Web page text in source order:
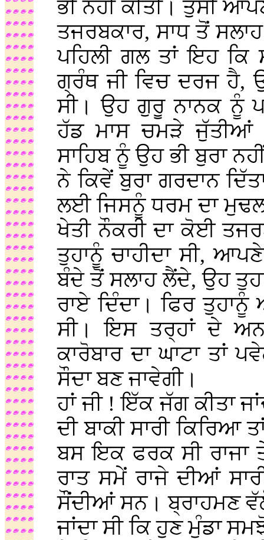
ਭੀ ਨਹੀਂ ਕੀਤੀ। ਤੁਸੀਂ
ਤਜਰਬਕਾਰ, ਸਾਧ ਤੋਂ
ਪਹਿਲੀ ਗਲ ਤਾਂ ਇਹ ਕਿ
ਗ੍ਰੰਥ ਜੀ ਵਿਚ ਦਰਜ ਹੈ,
ਸੀ। ਉਹ ਗੁਰੂ ਨਾਨਕ ਨੂੰ
ਹੱਡ ਮਾਸ ਚਮੜੇ ਜੁੱਤੀਆਂ
ਸਾਹਿਬ ਨੂੰ ਉਹ ਭੀ ਬੁਰਾ
ਨੇ ਕਿਵੇਂ ਬੁਰਾ ਗਰਦਾਨ
ਲਈ ਜਿਸਨੂੰ ਧਰਮ ਦਾ
ਖੇਤੀ ਨੌਕਰੀ ਦਾ ਕੋਈ
ਤੁਹਾਨੂੰ ਚਾਹੀਦਾ ਸੀ,
ਬੰਦੇ ਤੋਂ ਸਲਾਹ ਲੈਂਦੇ, ਉਹ
ਰਾਏ ਦਿੰਦਾ। ਫਿਰ ਤੁਹਾਨੂੰ
ਸੀ। ਇਸ ਤਰ੍ਹਾਂ ਦੇ
ਕਾਰੋਬਾਰ ਦਾ ਘਾਟਾ ਤਾਂ
ਸੌਦਾ ਬਣ ਜਾਵੇਗੀ।
ਹਾਂ ਜੀ ! ਇੱਕ ਜੱਗ ਕੀਤਾ
ਦੀ ਬਾਕੀ ਸਾਰੀ ਕਿਰਿਆ
ਬਸ ਇਕ ਫਰਕ ਸੀ ਰਾਜਾ
ਰਾਤ ਸਮੇਂ ਰਾਜੇ ਦੀਆਂ
ਸੌਂਦੀਆਂ ਸਨ। ਬ੍ਰਾਹਮਣ
ਜਾਂਦਾ ਸੀ ਕਿ ਹੁਣ ਮੁੰਡਾ